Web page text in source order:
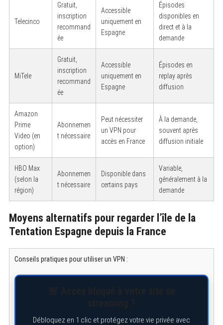
Telecinco
Gratuit,
inscription
recommand
ée
Accessible
uniquement en
Espagne
Épisodes
disponibles en
direct et à la
demande
MiTele
Gratuit,
inscription
recommand
ée
Accessible
uniquement en
Espagne
Épisodes en
replay après
diffusion
Amazon
Prime
Video (en
option)
Abonnemen
t nécessaire
Peut nécessiter
un VPN pour
accès en France
À la demande,
souvent après
diffusion initiale
HBO Max
(selon la
région)
Abonnemen
t nécessaire
Disponible dans
certains pays
Variable,
généralement à la
demande
Moyens alternatifs pour regarder l’île de la
Tentation Espagne depuis la France
Conseils pratiques pour utiliser un VPN :
Débloquez en 1 clic et protégez votre vie privée avec